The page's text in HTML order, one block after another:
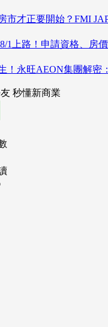
市才正要開始？FMI
1上路！申請資格、房
！永旺AEON集團解密
秒懂新商業